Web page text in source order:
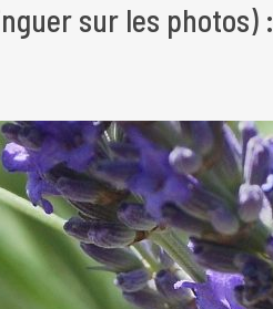
sur les photos) :